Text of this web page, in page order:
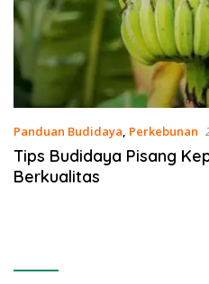
Panduan Budidaya, Perkebunan
Tips Budidaya Pisang
Berkualitas